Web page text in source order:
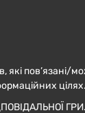
пов’язані/
цілях.
ГРИ.